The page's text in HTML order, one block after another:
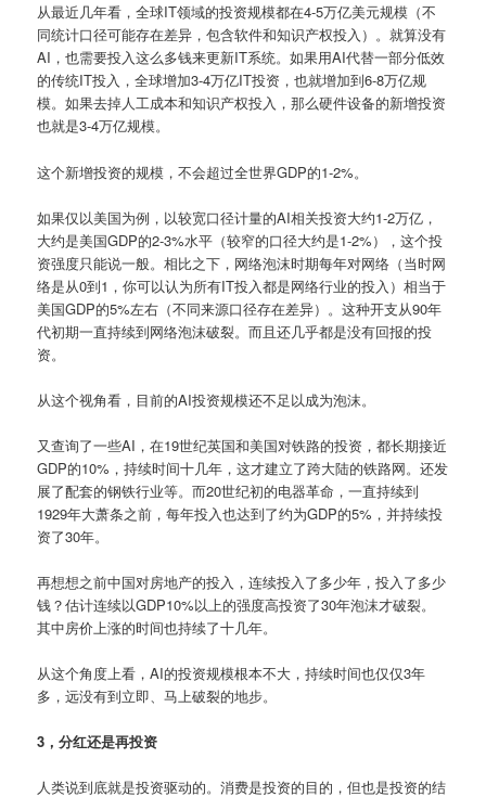
从最近几年看，全球IT领域的投资规模都在4-5万亿美元规模（不
同统计口径可能存在差异，包含软件和知识产权投入）。就算没有
AI，也需要投入这么多钱来更新IT系统。如果用AI代替一部分低效
的传统IT投入，全球增加3-4万亿IT投资，也就增加到6-8万亿规
模。如果去掉人工成本和知识产权投入，那么硬件设备的新增投资
也就是3-4万亿规模。
这个新增投资的规模，不会超过全世界GDP的1-2%。
如果仅以美国为例，以较宽口径计量的AI相关投资大约1-2万亿，
大约是美国GDP的2-3%水平（较窄的口径大约是1-2%），这个投
资强度只能说一般。相比之下，网络泡沫时期每年对网络（当时网
络是从0到1，你可以认为所有IT投入都是网络行业的投入）相当于
美国GDP的5%左右（不同来源口径存在差异）。这种开支从90年
代初期一直持续到网络泡沫破裂。而且还几乎都是没有回报的投
资。
从这个视角看，目前的AI投资规模还不足以成为泡沫。
又查询了一些AI，在19世纪英国和美国对铁路的投资，都长期接近
GDP的10%，持续时间十几年，这才建立了跨大陆的铁路网。还发
展了配套的钢铁行业等。而20世纪初的电器革命，一直持续到
1929年大萧条之前，每年投入也达到了约为GDP的5%，并持续投
资了30年。
再想想之前中国对房地产的投入，连续投入了多少年，投入了多少
钱？估计连续以GDP10%以上的强度高投资了30年泡沫才破裂。
其中房价上涨的时间也持续了十几年。
从这个角度上看，AI的投资规模根本不大，持续时间也仅仅3年
多，远没有到立即、马上破裂的地步。
3，分红还是再投资
人类说到底就是投资驱动的。消费是投资的目的，但也是投资的结